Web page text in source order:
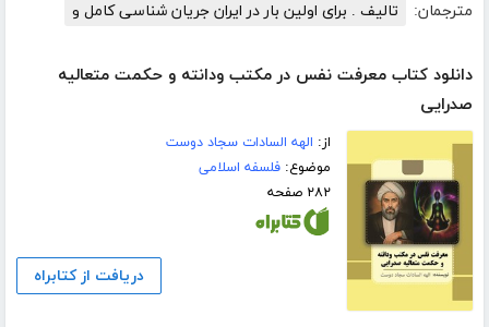
مترجمان: تالیف . برای اولین بار در ایران جریان شناسی کامل و
دانلود کتاب معرفت نفس در مکتب ودانته و حکمت متعالیه
صدرایی
از: الهه السادات سجاد دوست
موضوع:فلسفه اسلامی
۲۸۲ صفحه
دریافت از کتابراه